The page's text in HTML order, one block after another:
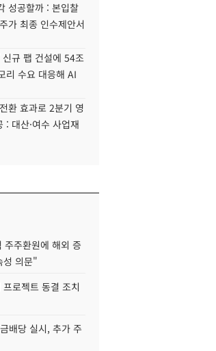
성공할까 : 본입찰
가 최종 인수제안서
규 팹 건설에 54조
리 수요 대응해 AI
환 효과로 2분기 영
대산·여수 사업재
주주환원에 해외 증
성 의문"
로젝트 동결 조치
배당 실시, 추가 주